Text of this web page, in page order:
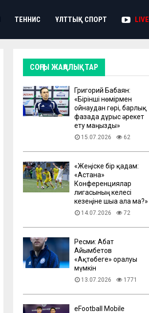
ТЕННИС ҰЛТТЫҚ СПОРТ LIVE
СОҢҒЫ ЖАҢАЛЫҚТАР
Григорий Бабаян:
«Бірінші нөмірмен
ойнаудан гөрі, барлық
фазада дұрыс әрекет
ету маңызды»
15.07.2026 62
«Жеңіске бір қадам:
«Астана»
Конференциялар
лигасының келесі
кезеңіне шыға ала ма?»
14.07.2026 72
Ресми: Абат
Айымбетов
«Ақтөбеге» оралуы
мүмкін
13.07.2026 1771
eFootball Mobile